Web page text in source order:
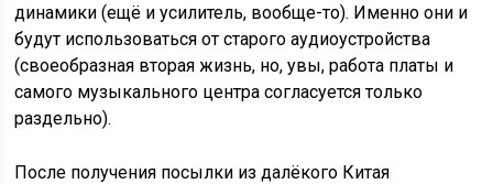
динамики (ещё и усилитель, вообще-то). Именно они и
будут использоваться от старого аудиоустройства
(своеобразная вторая жизнь, но, увы, работа платы и
самого музыкального центра согласуется только
раздельно).
После получения посылки из далёкого Китая